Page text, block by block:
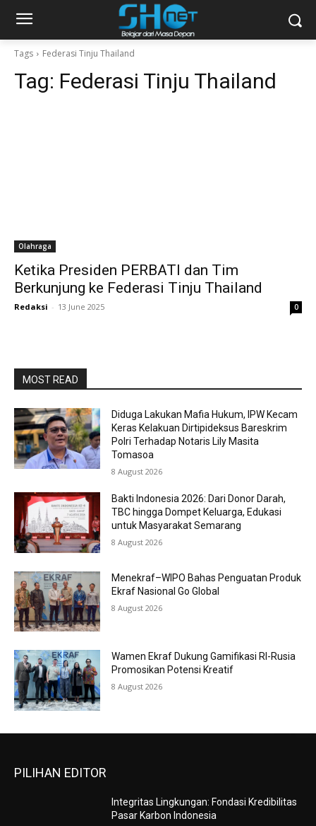
Tags Federasi Tinju Thailand
Tag: Federasi Tinju Thailand
Olahraga
Ketika Presiden PERBATI dan Tim
Berkunjung ke Federasi Tinju Thailand
Redaksi - 13 June 2025 0
MOST READ
Diduga Lakukan Mafia Hukum, IPW Kecam
Keras Kelakuan Dirtipideksus Bareskrim
Polri Terhadap Notaris Lily Masita
Tomasoa
8 August 2026
Bakti Indonesia 2026: Dari Donor Darah,
TBC hingga Dompet Keluarga, Edukasi
untuk Masyarakat Semarang
8 August 2026
Menekraf–WIPO Bahas Penguatan Produk
Ekraf Nasional Go Global
8 August 2026
Wamen Ekraf Dukung Gamifikasi RI-Rusia
Promosikan Potensi Kreatif
8 August 2026
PILIHAN EDITOR
Integritas Lingkungan: Fondasi Kredibilitas
Pasar Karbon Indonesia